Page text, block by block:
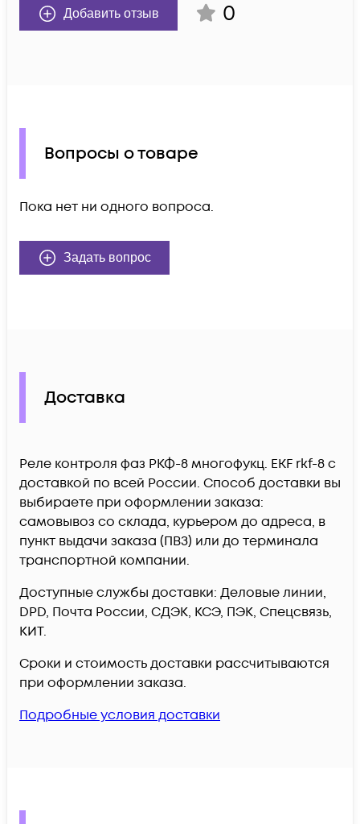
Добавить отзыв 0
Вопросы о товаре
Пока нет ни одного вопроса.
Задать вопрос
Доставка
Реле контроля фаз РКФ-8 многофукц. EKF rkf-8 c
доставкой по всей России. Способ доставки вы
выбираете при оформлении заказа:
самовывоз со склада, курьером до адреса, в
пункт выдачи заказа (ПВЗ) или до терминала
транспортной компании.
Доступные службы доставки: Деловые линии,
DPD, Почта России, СДЭК, КСЭ, ПЭК, Спецсвязь,
КИТ.
Сроки и стоимость доставки рассчитываются
при оформлении заказа.
Подробные условия доставки